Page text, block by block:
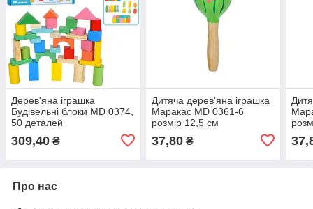
Дерев'яна іграшка
Будівельні блоки MD 0374,
50 деталей
309,40 ₴
Дитяча дерев'яна іграшка
Маракас MD 0361-6
розмір 12,5 см
37,80₴
Про нас